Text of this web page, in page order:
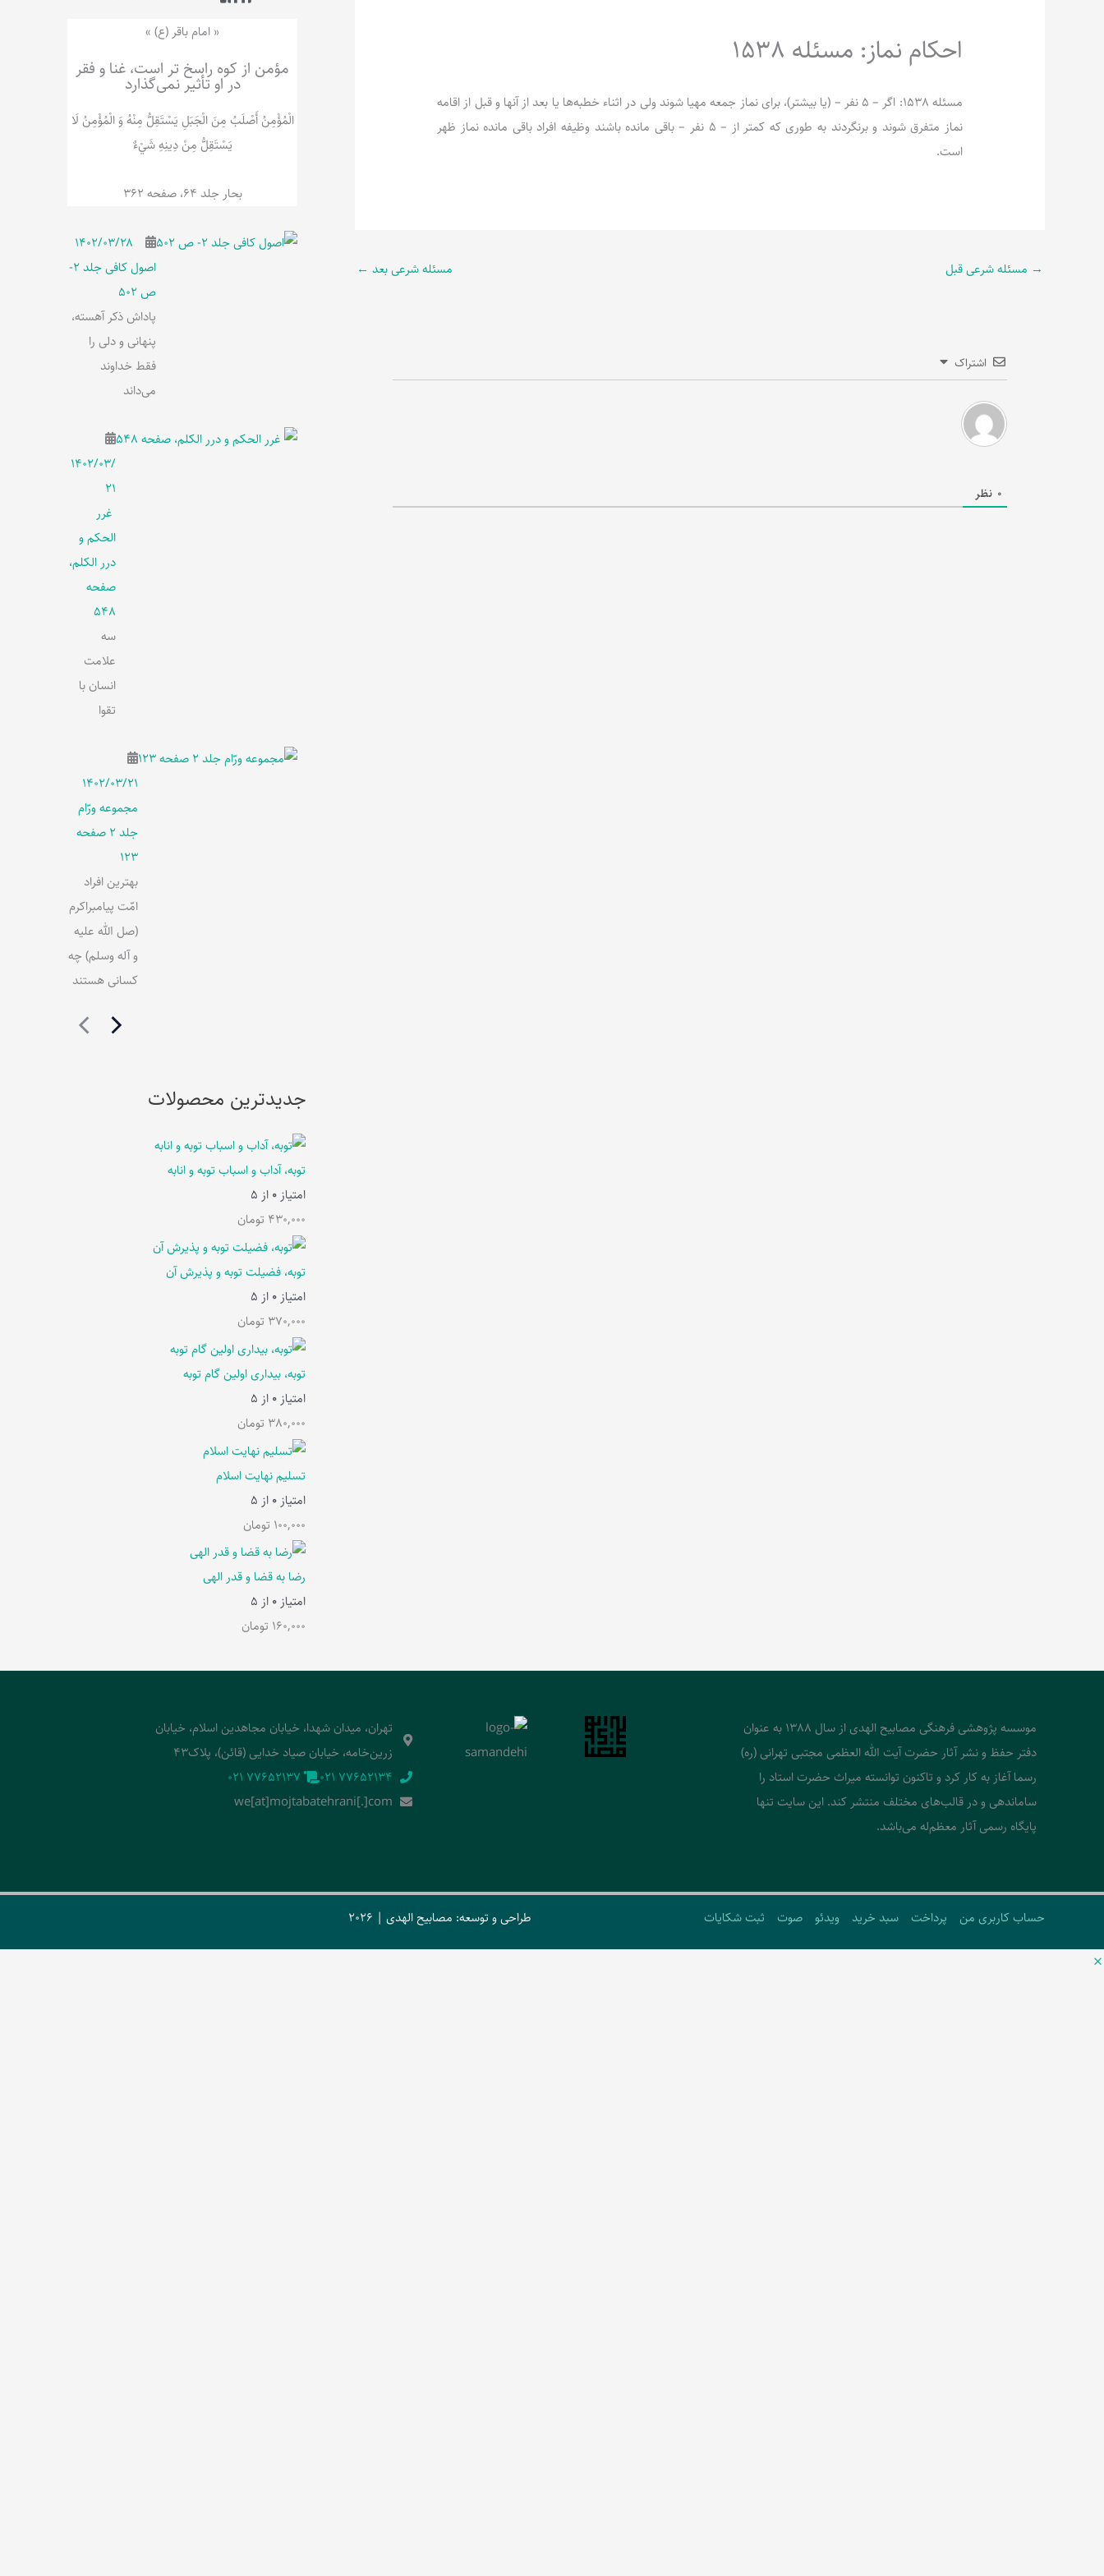
ه
احکام نماز: مسئله 1538
مسئله 1538: اگر – 5 نفر – (یا بیشتر)، برای نماز جمعه مهیا شوند ولی در اثناء خطبه‌ها یا بعد از آنها و قبل از اقامه
نماز متفرق شوند و برنگردند به طوری که کمتر از – 5 نفر – باقی مانده باشند وظیفه افراد باقی مانده نماز ظهر
است.
→ مسئله شرعی قبل مسئله شرعی بعد ←
اشتراک
0 نظر
« امام باقر (ع) »
مؤمن از کوه راسخ تر است، غنا و فقر
در او تأثیر نمی‌گذارد
الْمُؤْمِنُ‌ أَصْلَبُ‌ مِنَ‌ الْجَبَلِ‌ یَسْتَقِلُّ مِنْهُ وَ الْمُؤْمِنُ لَا
يَسْتَقِلُّ مِنْ دِينِهِ شَيْ‌ءٌ
بحار جلد 64، صفحه 362
۱۴۰۲/۰۳/۲۸
اصول کافی جلد 2-
ص 502
پاداش ذکر آهسته،
پنهانی و دلی را
فقط خداوند
می‌داند
۱۴۰۲/۰۳/
۲۱
غرر
الحکم و
درر الکلم،
صفحه
548
سه
علامت
انسان با
تقوا
۱۴۰۲/۰۳/۲۱
مجموعه ورّام
جلد 2 صفحه
123
بهترین افراد
امّت پیامبراکرم
(صل الله علیه
و آله وسلم) چه
کسانی هستند
جدیدترین محصولات
توبه، آداب و اسباب توبه و انابه
امتیاز 0 از 5
430,000 تومان
توبه، فضیلت توبه و پذیرش آن
امتیاز 0 از 5
370,000 تومان
توبه، بیداری اولین گام توبه
امتیاز 0 از 5
380,000 تومان
تسلیم نهایت اسلام
امتیاز 0 از 5
100,000 تومان
رضا به قضا و قدر الهی
امتیاز 0 از 5
160,000 تومان
موسسه پژوهشی فرهنگی مصابیح الهدی از سال 1388 به عنوان
دفتر حفظ و نشر آثار حضرت آیت الله العظمی مجتبی تهرانی (ره)
رسما آغاز به کار کرد و تاکنون توانسته میراث حضرت استاد را
ساماندهی و در قالب‌های مختلف منتشر کند. این سایت تنها
پایگاه رسمی آثار معظم‌له می‌باشد.
تهران، میدان شهدا، خیابان مجاهدین اسلام، خیابان
زرین‌خامه، خیابان صیاد خدایی (قائن)، پلاک43
‭021 77652134‬
‭021 77652137‬
we[at]mojtabatehrani[.]com
حساب کاربری من پرداخت سبد خرید ویدئو صوت ثبت شکایات طراحی و توسعه: مصابیح الهدی | 2026